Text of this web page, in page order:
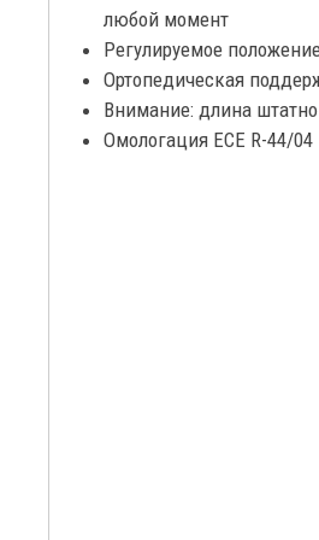
любой момент
Регулируемое
Ортопедическая
Внимание: длина
Омологация ECE R-44/04